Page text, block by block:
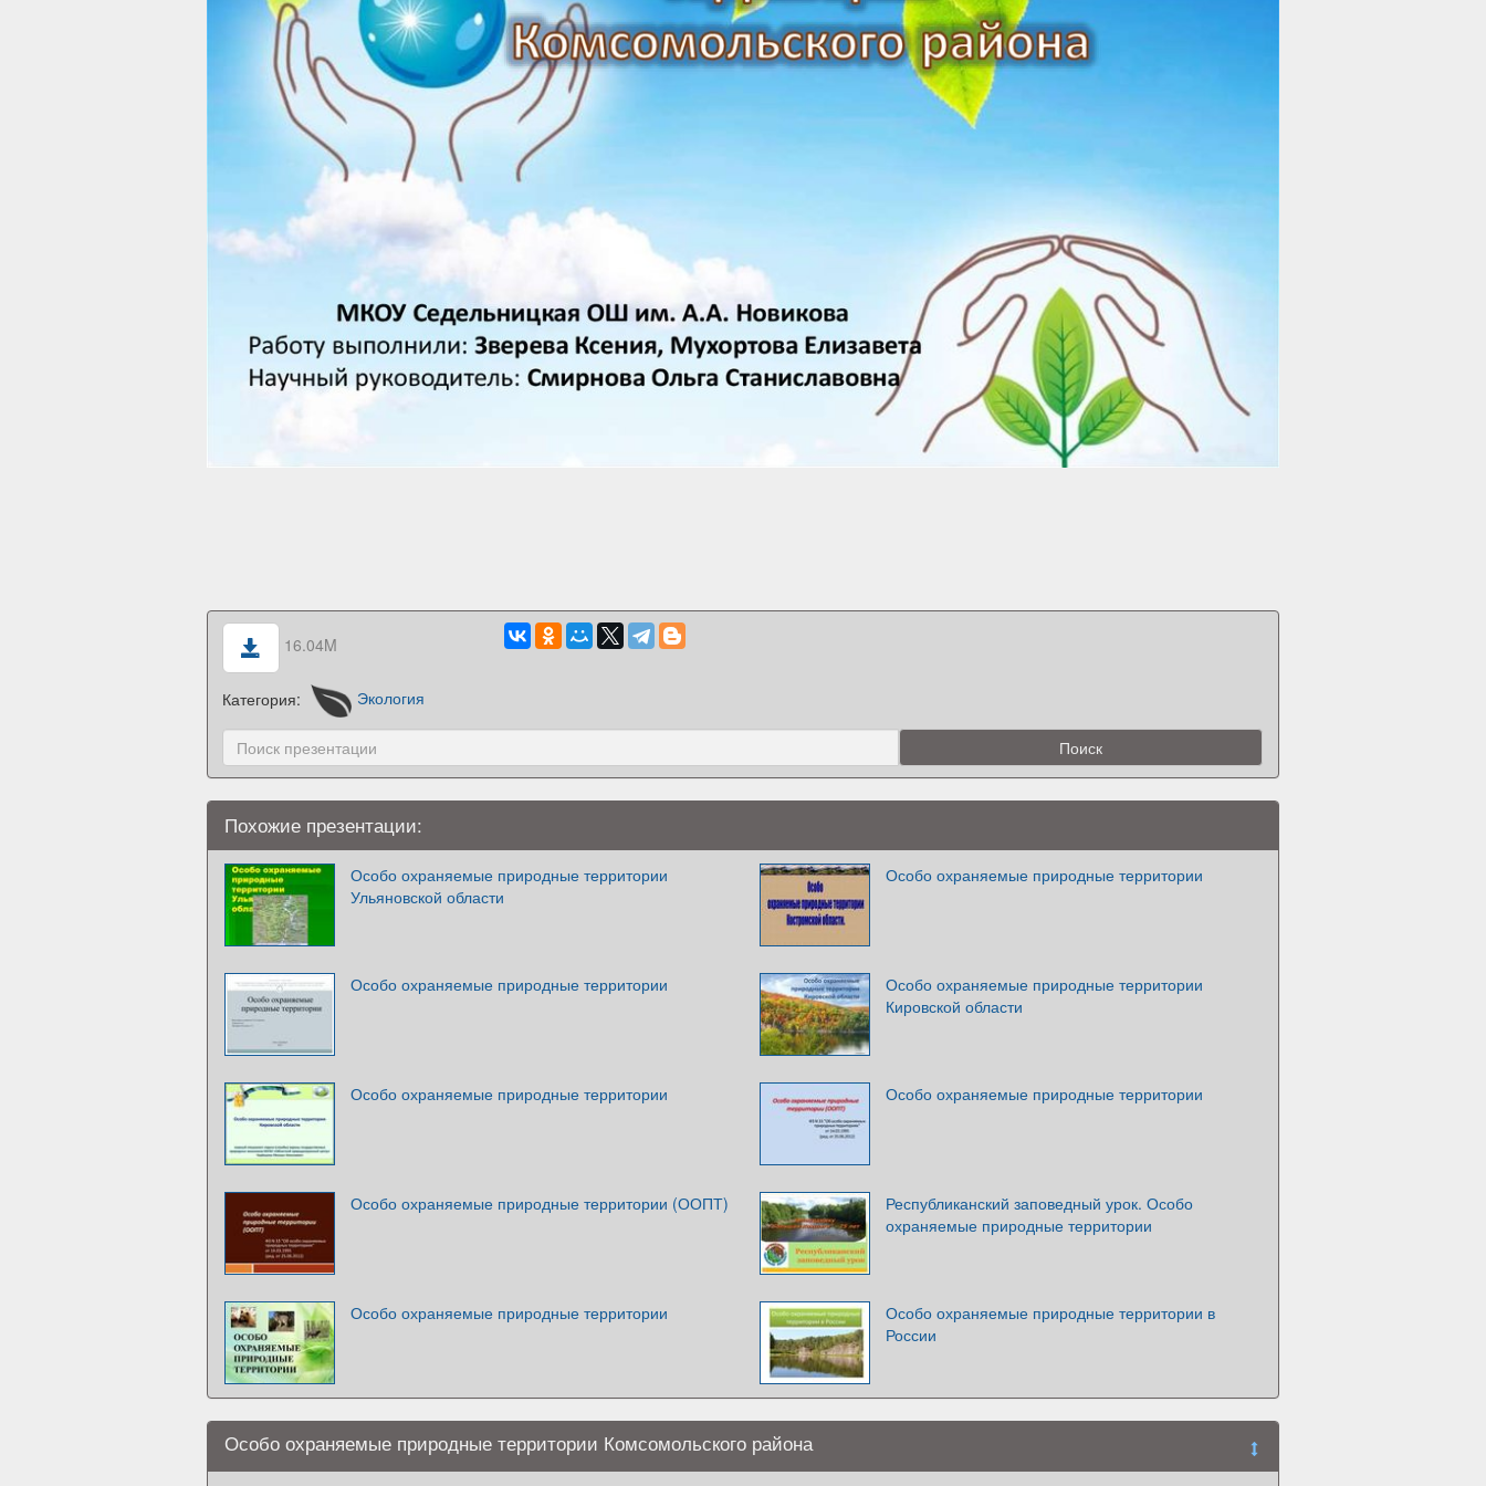
16.04M
Категория: Экология
Похожие презентации:
Особо охраняемые природные территории
Ульяновской области
Особо охраняемые природные территории
Особо охраняемые природные территории
Особо охраняемые природные территории
Кировской области
Особо охраняемые природные территории Особо охраняемые природные территории
Особо охраняемые природные территории (ООПТ)
Республиканский заповедный урок. Особо
охраняемые природные территории
Особо охраняемые природные территории
Особо охраняемые природные территории в
России
Особо охраняемые природные территории Комсомольского района